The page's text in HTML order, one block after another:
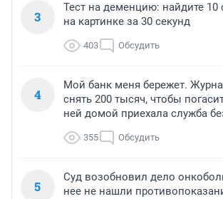
3
Тест на деменцию: найдите
на картинке за 30 секунд
403 Обсудить
4
Мой банк меня бережет.
снять 200 тысяч, чтобы
ней домой приехала служба
355 Обсудить
5
Суд возобновил дело
нее не нашли